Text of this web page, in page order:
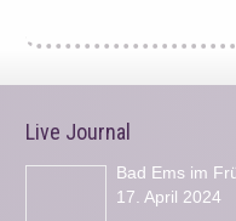
Live Journal
Bad Ems im
17. April 2024